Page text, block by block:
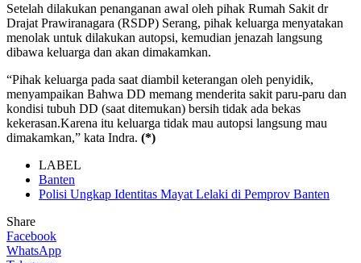
Setelah dilakukan penanganan awal oleh pihak Rumah Sakit dr
Drajat Prawiranagara (RSDP) Serang, pihak keluarga menyatakan
menolak untuk dilakukan autopsi, kemudian jenazah langsung
dibawa keluarga dan akan dimakamkan.
“Pihak keluarga pada saat diambil keterangan oleh penyidik,
menyampaikan Bahwa DD memang menderita sakit paru-paru dan
kondisi tubuh DD (saat ditemukan) bersih tidak ada bekas
kekerasan.Karena itu keluarga tidak mau autopsi langsung mau
dimakamkan,” kata Indra. (*)
LABEL
Banten
Polisi Ungkap Identitas Mayat Lelaki di Pemprov Banten
Share
Facebook
WhatsApp